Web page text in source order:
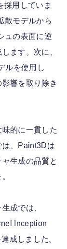
採用していま
散モデルから
ュの表面に逆
ます。次に、
ルを使用し
響を取り除き
的に一貫した
は、Paint3Dは
生成の品質と
成では、
Inception
成しました。